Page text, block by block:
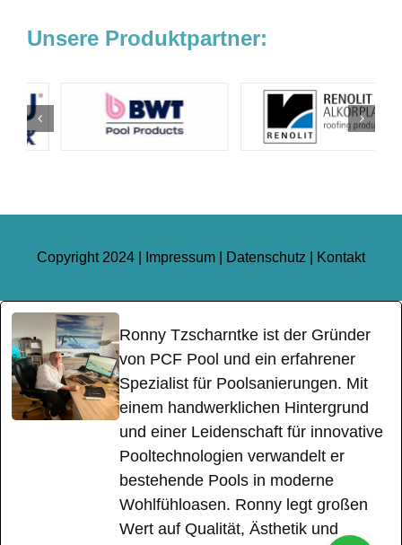
Unsere Produktpartner:
Copyright 2024 | Impressum Datenschutz Kontakt
Ronny Tzscharntke ist der Gründer
von PCF Pool und ein erfahrener
Spezialist für Poolsanierungen. Mit
einem handwerklichen Hintergrund
und einer Leidenschaft für innovative
Pooltechnologien verwandelt er
bestehende Pools in moderne
Wohlfühloasen. Ronny legt großen
Wert auf Qualität, Ästhetik und